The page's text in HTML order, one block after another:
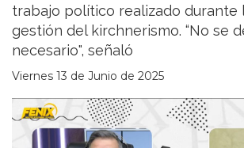
trabajo político realizado durante
gestión del kirchnerismo. “No se
necesario", señaló
Viernes 13 de Junio de 2025